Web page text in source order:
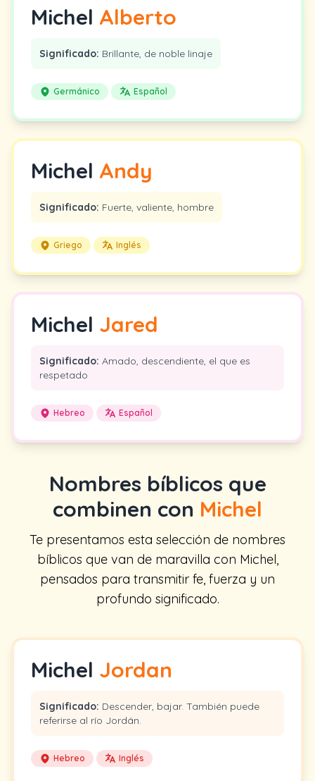
Michel Alberto
Significado: Brillante, de noble linaje
Germánico Español
Michel Andy
Significado: Fuerte, valiente, hombre
Griego Inglés
Michel Jared
Significado: Amado, descendiente, el que es
respetado
Hebreo Español
Nombres bíblicos que
combinen con Michel
Te presentamos esta selección de nombres
bíblicos que van de maravilla con Michel,
pensados para transmitir fe, fuerza y un
profundo significado.
Michel Jordan
Significado: Descender, bajar. También puede
referirse al río Jordán.
Hebreo Inglés